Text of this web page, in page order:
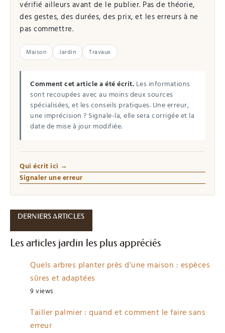
vérifié ailleurs avant de le publier. Pas de théorie,
des gestes, des durées, des prix, et les erreurs à ne
pas commettre.
Maison Jardin Travaux
Comment cet article a été écrit. Les informations
sont recoupées avec au moins deux sources
spécialisées, et les conseils pratiques. Une erreur,
une imprécision ? Signale-la, elle sera corrigée et la
date de mise à jour modifiée.
Qui écrit ici →
Signaler une erreur
DERNIERS ARTICLES
Les articles jardin les plus appréciés
Quels arbres planter près d’une maison : espèces
sûres et adaptées
9 views
Tailler palmier : quand et comment le faire sans
erreur